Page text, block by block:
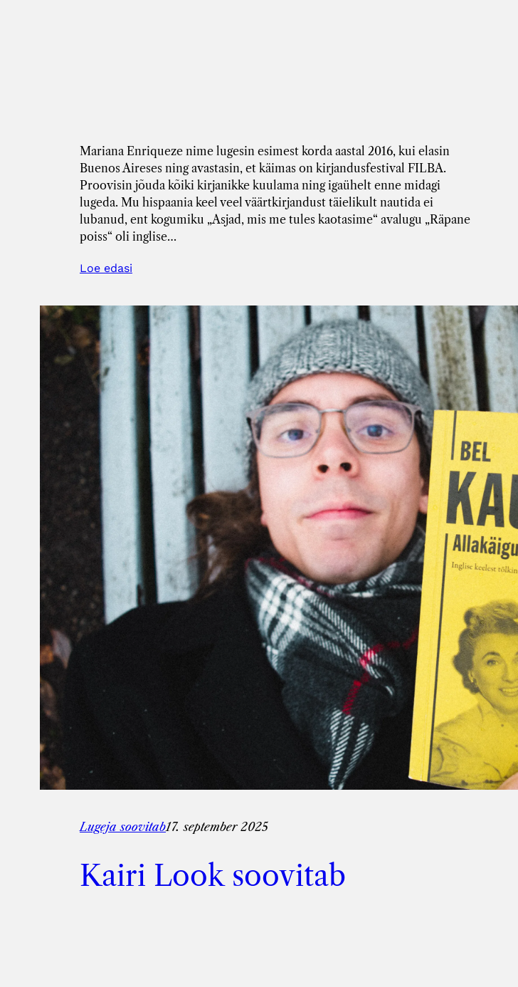
Mariana Enriqueze nime lugesin esimest korda aastal 2016, kui elasin
Buenos Aireses ning avastasin, et käimas on kirjandusfestival FILBA.
Proovisin jõuda kõiki kirjanikke kuulama ning igaühelt enne midagi
lugeda. Mu hispaania keel veel väärtkirjandust täielikult nautida ei
lubanud, ent kogumiku „Asjad, mis me tules kaotasime“ avalugu „Räpane
poiss“ oli inglise…
Loe edasi
Lugeja soovitab17. september 2025
Kairi Look soovitab